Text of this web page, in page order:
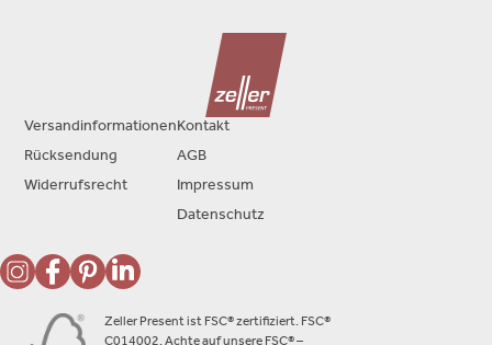
Zeller Present ist FSC® zertifiziert. FSC®
Versandinformationen
Rücksendung
Widerrufsrecht
Kontakt
AGB
Impressum
Datenschutz